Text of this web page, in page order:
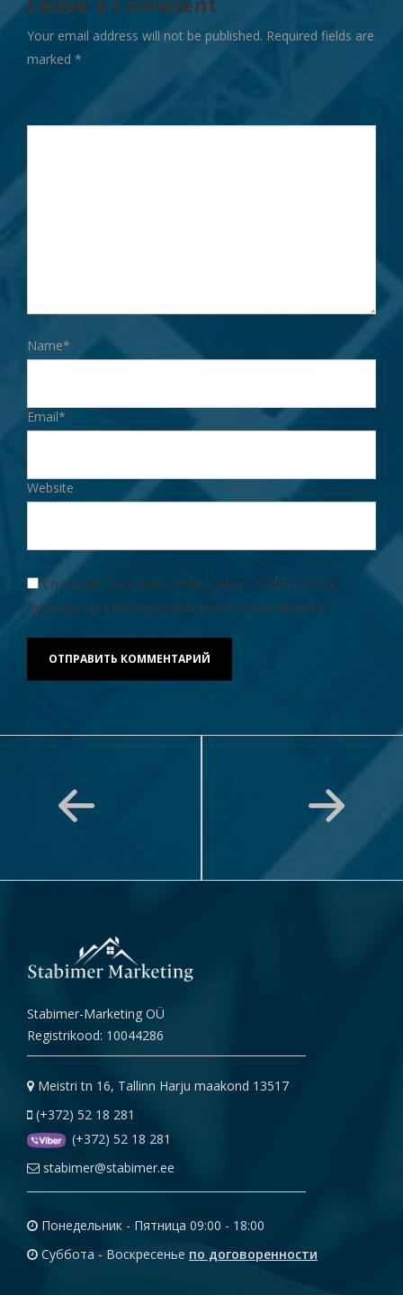
Your email address will not be published. Required fields are
marked *
Name*
Email*
Website
Сохранить моё имя, email и адрес сайта в этом
браузере для последующих моих комментариев.
Stabimer-Marketing OÜ
Registrikood: 10044286
Meistri tn 16, Tallinn Harju maakond 13517
(+372) 52 18 281
(+372) 52 18 281
stabimer@stabimer.ee
Понедельник - Пятница 09:00 - 18:00
Суббота - Воскресенье по договоренности